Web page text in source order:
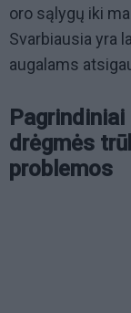
oro sąlygų iki
Svarbiausia yra
augalams
drėgmės
problemos